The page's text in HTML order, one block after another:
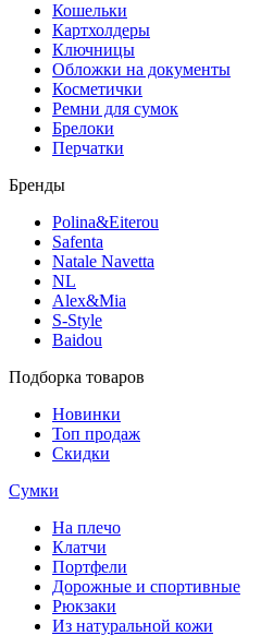
Кошельки
Картхолдеры
Ключницы
Обложки на документы
Косметички
Ремни для сумок
Брелоки
Перчатки
Бренды
Polina&Eiterou
Safenta
Natale Navetta
NL
Alex&Mia
S-Style
Baidou
Подборка товаров
Новинки
Топ продаж
Скидки
Сумки
На плечо
Клатчи
Портфели
Дорожные и спортивные
Рюкзаки
Из натуральной кожи